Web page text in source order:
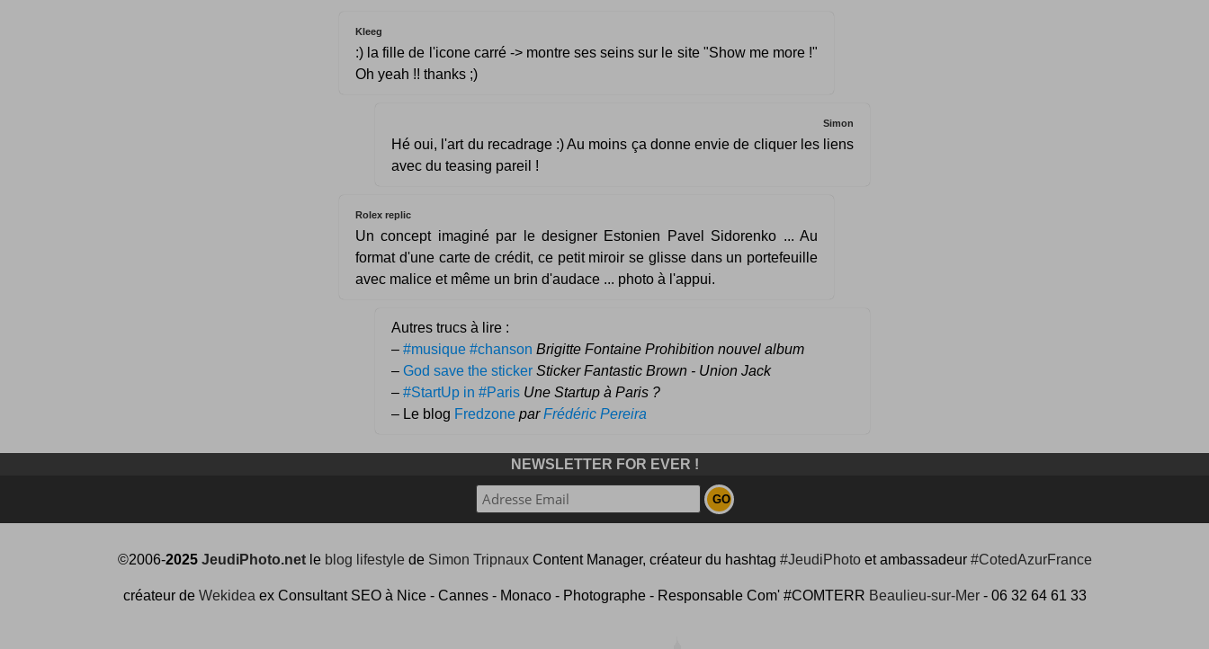
Kleeg
:) la fille de l'icone carré -> montre ses seins sur le site "Show me more !"
Oh yeah !! thanks ;)
Simon
Hé oui, l'art du recadrage :) Au moins ça donne envie de cliquer les liens
avec du teasing pareil !
Rolex replic
Un concept imaginé par le designer Estonien Pavel Sidorenko ... Au
format d'une carte de crédit, ce petit miroir se glisse dans un portefeuille
avec malice et même un brin d'audace ... photo à l'appui.
Autres trucs à lire :
– #musique #chanson Brigitte Fontaine Prohibition nouvel album
– God save the sticker Sticker Fantastic Brown - Union Jack
– #StartUp in #Paris Une Startup à Paris ?
– Le blog Fredzone parFrédéric Pereira
NEWSLETTER FOR EVER !
©2006-2025 JeudiPhoto.netle blog lifestylede Simon TripnauxContent Manager, créateur du hashtag #JeudiPhotoet ambassadeur #CotedAzurFrance
créateur de Wekidea ex Consultant SEO à Nice - Cannes - Monaco - Photographe - Responsable Com' #COMTERR Beaulieu-sur-Mer- 06 32 64 61 33